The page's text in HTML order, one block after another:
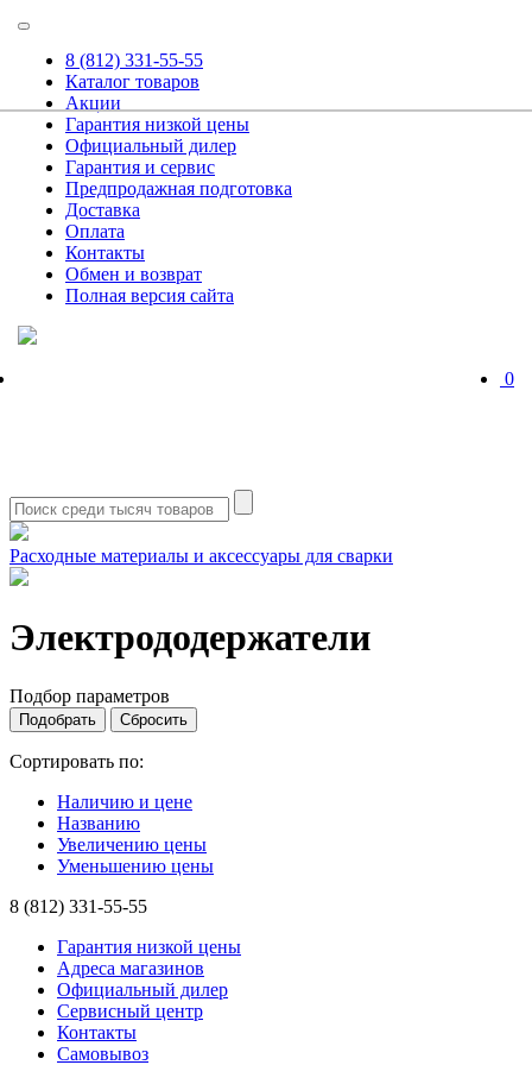
8 (812) 331-55-55
Каталог товаров
Акции
Гарантия низкой цены
Официальный дилер
Гарантия и сервис
Предпродажная подготовка
Доставка
Оплата
Контакты
Обмен и возврат
Полная версия сайта
0
Расходные материалы и аксессуары для сварки
Электрододержатели
Подбор параметров
Сортировать по:
Наличию и цене
Названию
Увеличению цены
Уменьшению цены
8 (812) 331-55-55
Гарантия низкой цены
Адреса магазинов
Официальный дилер
Сервисный центр
Контакты
Самовывоз